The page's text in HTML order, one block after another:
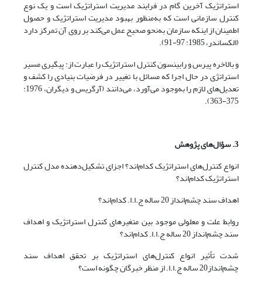
استراتژیک آخرین گام در فرایند مدیریت استراتژیک است و یک نوع
کنترل سازمانی است که به‌منظور بهبود مدیریت استراتژیک و حصول
اطمینان از اینکه سازمان به‌نحو صحیح عمل می‌کند بر روی آن تمرکز دارد
(الکساندر، 1985: 97-91).
و بالاخره پیرس و رابینسون کنترل استراتژیک را عبارت از: پیگیری مسیر
استراتژی در حال اجرا که مسائل با تغییر در فرضیات بنیادی را کشف و
تعدیل‌های لازم را به‌وجود می‌آورد، می‌دانند (آرگریس و دیگران، 1976:
375-363).
3. سؤال‌های پژوهش
انواع کنترل‌های استراتژیک کدام‌اند؟ اجزای تشکیل‌دهنده مدل کنترل
استراتژیک کدام‌اند؟
اهداف سند چشم‌انداز 20 ساله ج.ا.ا. کدام‌اند؟
روابط علت و معلولی موجود بین متغیرهای کنترل استراتژیک و اهداف
سند چشم‌انداز 20 ساله ج.ا.ا. کدام‌اند؟
شدت تأثیر انواع کنترل‌های استراتژیک بر تحقق اهداف سند
چشم‌انداز20 ساله ج.ا.ا. از منظر خبرگان چگونه است؟